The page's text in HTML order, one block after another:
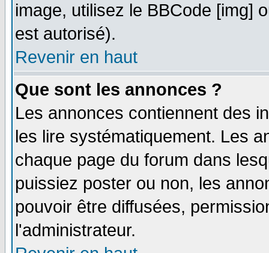
image, utilisez le BBCode [img]
est autorisé).
Revenir en haut
Que sont les annonces ?
Les annonces contiennent des
les lire systématiquement. Les
chaque page du forum dans
puissiez poster ou non, les
pouvoir être diffusées,
l'administrateur.